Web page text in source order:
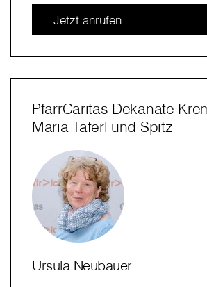
Jetzt anrufen
PfarrCaritas Dekanate
Maria Taferl und Spitz
Ursula Neubauer